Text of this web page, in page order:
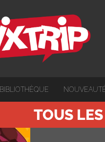
BIBLIOTHÈQUE
TOUS